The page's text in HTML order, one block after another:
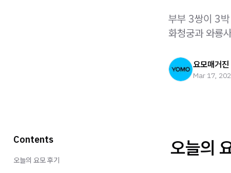
부부 3쌍이 3
화청궁과 와룡
요모매거진
Mar 17,
오늘의
Contents
오늘의 요모 후기